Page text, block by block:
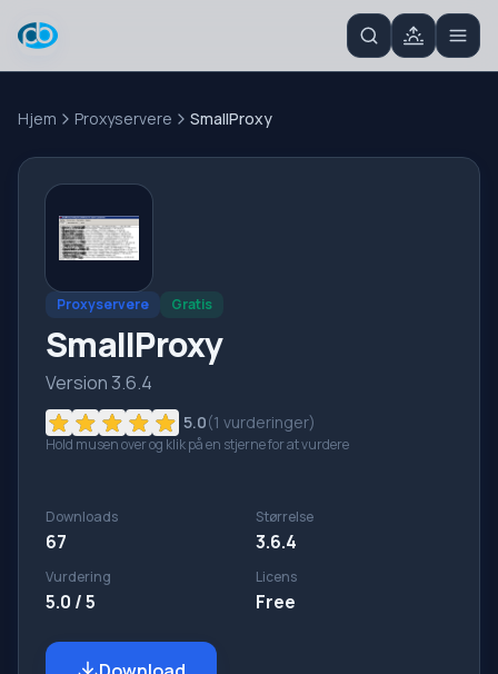
Hjem Proxyservere SmallProxy
Proxyservere Gratis
SmallProxy
Version 3.6.4
5.0(1 vurderinger)
Hold musen over og klik på en stjerne for at vurdere
Downloads
67
Størrelse
3.6.4
Vurdering
5.0 / 5
Licens
Free